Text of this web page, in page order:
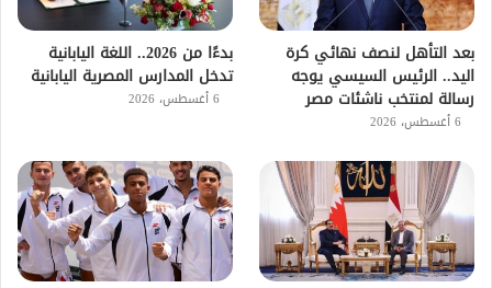
بعد التأهل لنصف نهائي كرة
اليد.. الرئيس السيسي يوجه
رسالة لمنتخب ناشئات مصر
6 أغسطس، 2026
بدءًا من 2026.. اللغة اليابانية
تدخل المدارس المصرية اليابانية
6 أغسطس، 2026